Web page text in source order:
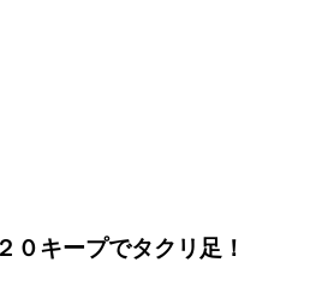
キープでタクリ足！